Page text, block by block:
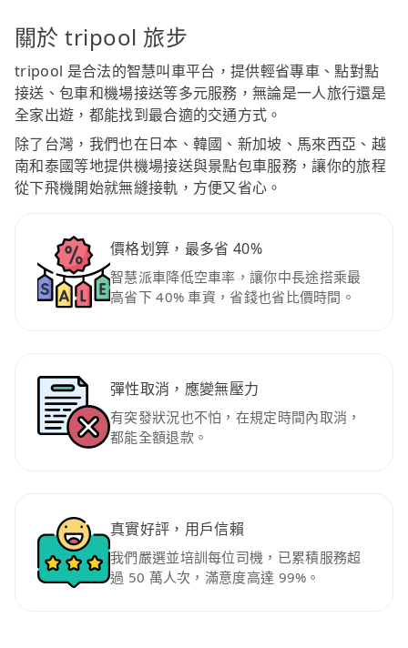
關於 tripool 旅步
tripool 是合法的智慧叫車平台，提供輕省專車、點對點
接送、包車和機場接送等多元服務，無論是一人旅行還是
全家出遊，都能找到最合適的交通方式。
除了台灣，我們也在日本、韓國、新加坡、馬來西亞、越
南和泰國等地提供機場接送與景點包車服務，讓你的旅程
從下飛機開始就無縫接軌，方便又省心。
價格划算，最多省 40%
智慧派車降低空車率，讓你中長途搭乘最
高省下 40% 車資，省錢也省比價時間。
彈性取消，應變無壓力
有突發狀況也不怕，在規定時間內取消，
都能全額退款。
真實好評，用戶信賴
我們嚴選並培訓每位司機，已累積服務超
過 50 萬人次，滿意度高達 99%。